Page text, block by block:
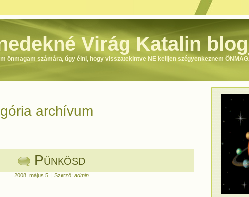
Virág Katalin
önmagam számára, úgy élni, hogy visszatekintve NE kelljen szégyenkeznem
archívum
Pünkösd
2008. május 5. | Szerző: admin